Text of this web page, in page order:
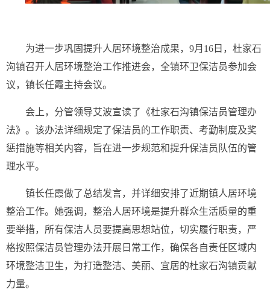
为进一步巩固提升人居环境整治成果，9月16日，杜家石
沟镇召开人居环境整治工作推进会，全镇环卫保洁员参加会
议，镇长任霞主持会议。
会上，分管领导艾波宣读了《杜家石沟镇保洁员管理办
法》。该办法详细规定了保洁员的工作职责、考勤制度及奖
惩措施等相关内容，旨在进一步规范和提升保洁员队伍的管
理水平。
镇长任霞做了总结发言，并详细安排了近期镇人居环境
整治工作。她强调，整治人居环境是提升群众生活质量的重
要举措，所有保洁人员要提高思想站位，切实履行职责，严
格按照保洁员管理办法开展日常工作，确保各自责任区域内
环境整洁卫生，为打造整洁、美丽、宜居的杜家石沟镇贡献
力量。